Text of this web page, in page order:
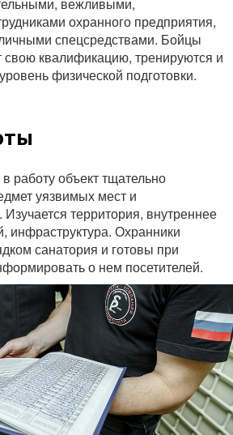
охранного предприятия,
спецсредствами. Бойцы
квалификацию, тренируются и
физической подготовки.
объект тщательно
уязвимых мест и
территория, внутреннее
инфраструктура. Охранники
санатория и готовы при
о нем посетителей.